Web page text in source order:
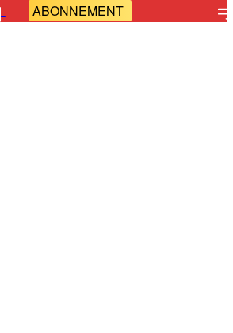
- ABONNEMENT